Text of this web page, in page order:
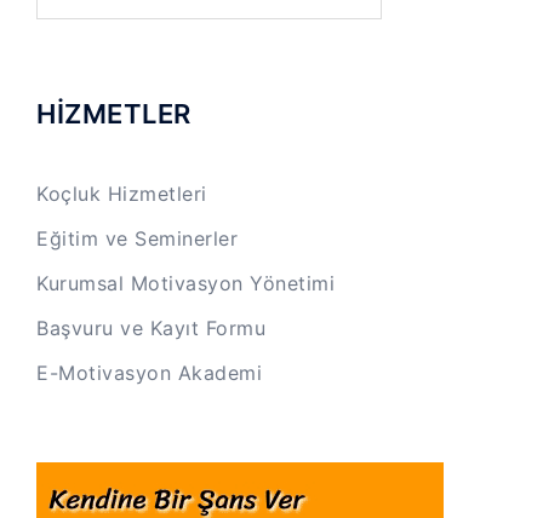
HİZMETLER
Koçluk Hizmetleri
Eğitim ve Seminerler
Kurumsal Motivasyon Yönetimi
Başvuru ve Kayıt Formu
E-Motivasyon Akademi